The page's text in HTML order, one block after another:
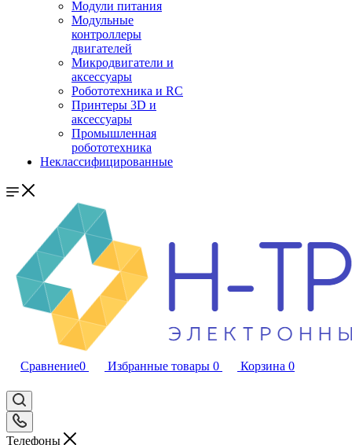
Модули питания
Модульные
контроллеры
двигателей
Микродвигатели и
аксессуары
Робототехника и RC
Принтеры 3D и
аксессуары
Промышленная
робототехника
Неклассифицированные
Сравнение0 Избранные товары 0 Корзина 0
Телефоны